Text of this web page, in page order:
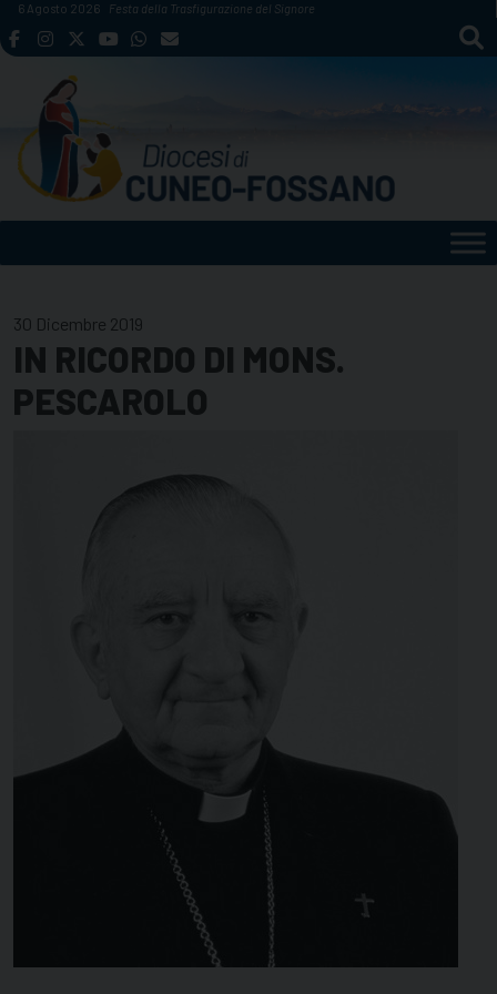
Skip
to
6 Agosto 2026 Festa della Trasfigurazione del Signore
30 Dicembre 2019
IN RICORDO DI MONS.
PESCAROLO